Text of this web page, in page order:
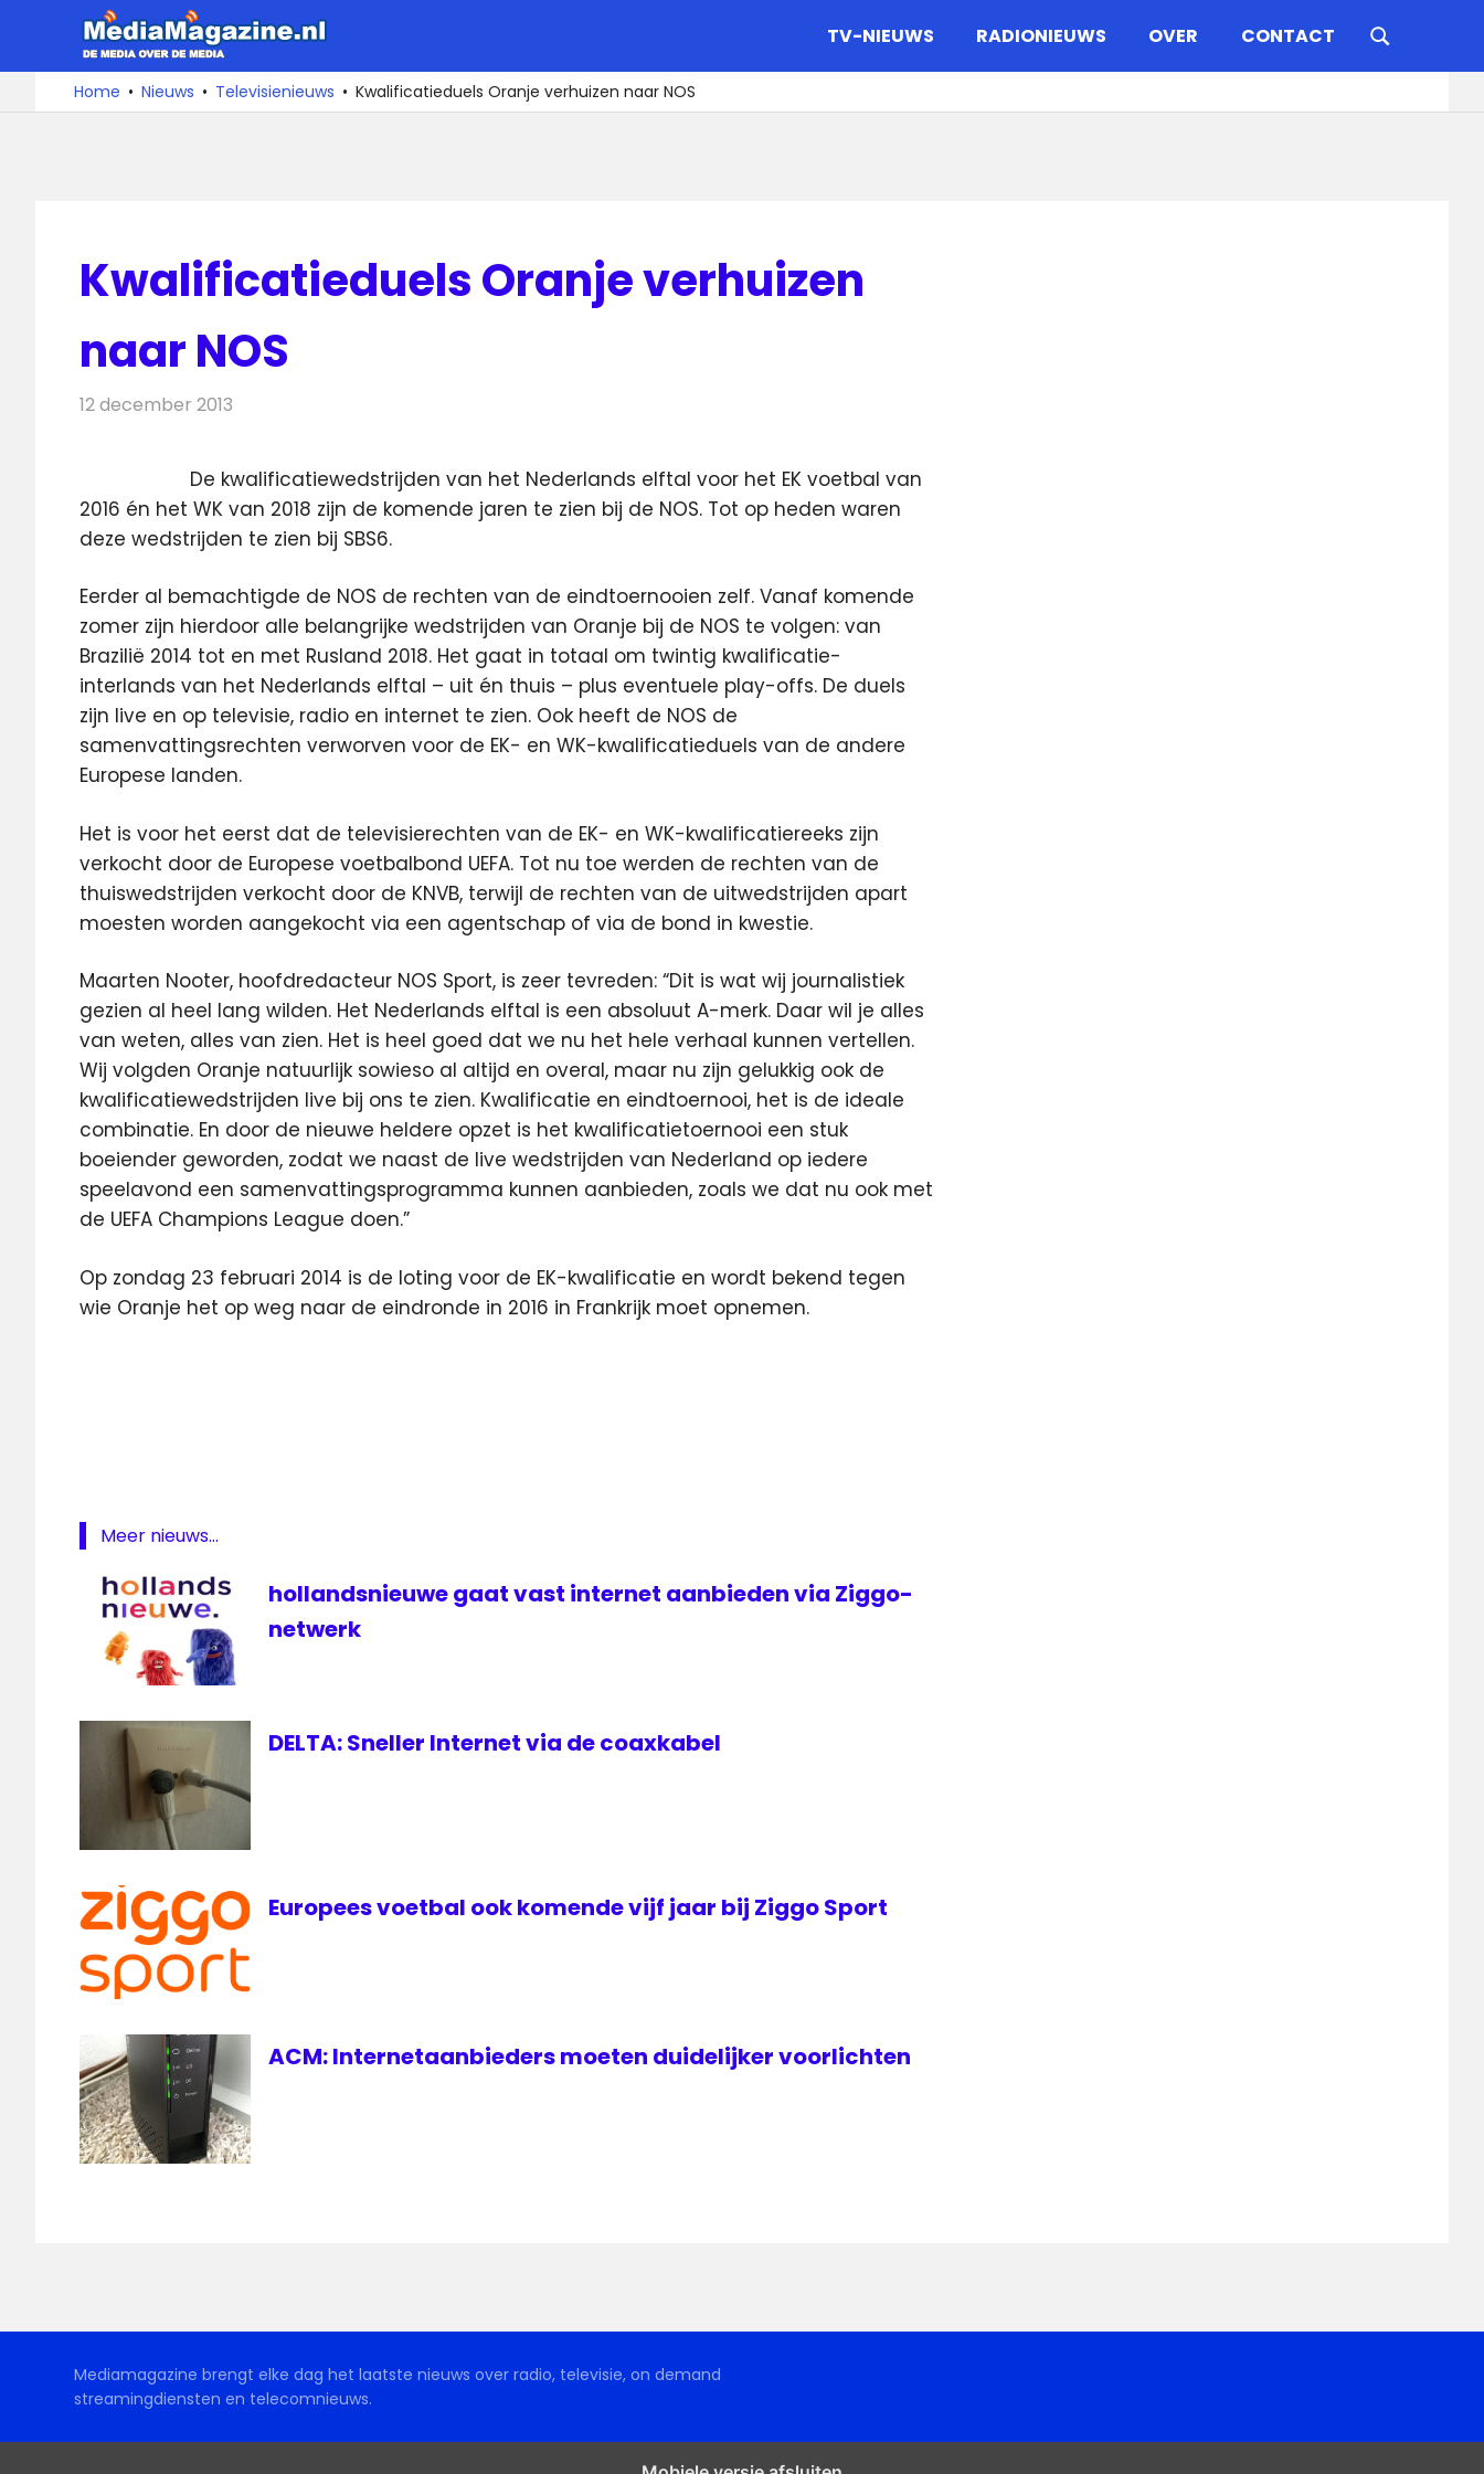
de
De
media
over
TV-NIEUWS RADIONIEUWS OVER CONTACT
Home Nieuws Televisienieuws Kwalificatieduels Oranje verhuizen naar NOS
Kwalificatieduels Oranje verhuizen
naar NOS
12 december 2013
De kwalificatiewedstrijden van het Nederlands elftal voor het EK voetbal van
2016 én het WK van 2018 zijn de komende jaren te zien bij de NOS. Tot op heden waren
deze wedstrijden te zien bij SBS6.
Eerder al bemachtigde de NOS de rechten van de eindtoernooien zelf. Vanaf komende
zomer zijn hierdoor alle belangrijke wedstrijden van Oranje bij de NOS te volgen: van
Brazilië 2014 tot en met Rusland 2018. Het gaat in totaal om twintig kwalificatie-
interlands van het Nederlands elftal – uit én thuis – plus eventuele play-offs. De duels
zijn live en op televisie, radio en internet te zien. Ook heeft de NOS de
samenvattingsrechten verworven voor de EK- en WK-kwalificatieduels van de andere
Europese landen.
Het is voor het eerst dat de televisierechten van de EK- en WK-kwalificatiereeks zijn
verkocht door de Europese voetbalbond UEFA. Tot nu toe werden de rechten van de
thuiswedstrijden verkocht door de KNVB, terwijl de rechten van de uitwedstrijden apart
moesten worden aangekocht via een agentschap of via de bond in kwestie.
Maarten Nooter, hoofdredacteur NOS Sport, is zeer tevreden: “Dit is wat wij journalistiek
gezien al heel lang wilden. Het Nederlands elftal is een absoluut A-merk. Daar wil je alles
van weten, alles van zien. Het is heel goed dat we nu het hele verhaal kunnen vertellen.
Wij volgden Oranje natuurlijk sowieso al altijd en overal, maar nu zijn gelukkig ook de
kwalificatiewedstrijden live bij ons te zien. Kwalificatie en eindtoernooi, het is de ideale
combinatie. En door de nieuwe heldere opzet is het kwalificatietoernooi een stuk
boeiender geworden, zodat we naast de live wedstrijden van Nederland op iedere
speelavond een samenvattingsprogramma kunnen aanbieden, zoals we dat nu ook met
de UEFA Champions League doen.”
Op zondag 23 februari 2014 is de loting voor de EK-kwalificatie en wordt bekend tegen
wie Oranje het op weg naar de eindronde in 2016 in Frankrijk moet opnemen.
Internet
NOS
NPO
oranje
voetbal
kwalificatie
Meer nieuws...
hollandsnieuwe gaat vast internet aanbieden via Ziggo-
netwerk
DELTA: Sneller Internet via de coaxkabel
Europees voetbal ook komende vijf jaar bij Ziggo Sport
ACM: Internetaanbieders moeten duidelijker voorlichten
Mediamagazine brengt elke dag het laatste nieuws over radio, televisie, on demand
streamingdiensten en telecomnieuws.